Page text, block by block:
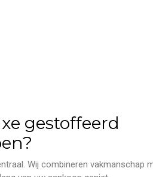
gestoffeerd
Wij combineren vakmanschap